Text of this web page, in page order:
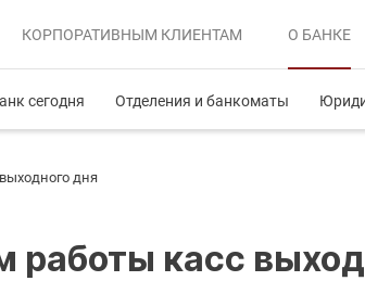
КОРПОРАТИВНЫМ КЛИЕНТАМ О БАНКЕ
сегодня Отделения и банкоматы
дня
работы касс